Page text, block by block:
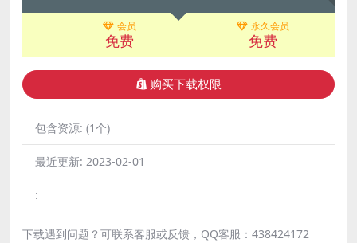
会员
免费
永久会员
免费
购买下载权限
包含资源: (1个)
最近更新: 2023-02-01
:
下载遇到问题？可联系客服或反馈，QQ客服：438424172